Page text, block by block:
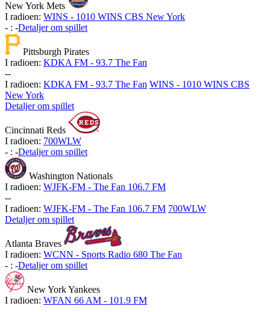
New York Mets
I radioen: WINS - 1010 WINS CBS New York
- : -Detaljer om spillet
Pittsburgh Pirates
I radioen: KDKA FM - 93.7 The Fan
--
I radioen: KDKA FM - 93.7 The Fan WINS - 1010 WINS CBS
New York
Detaljer om spillet
Cincinnati Reds
I radioen: 700WLW
- : -Detaljer om spillet
Washington Nationals
I radioen: WJFK-FM - The Fan 106.7 FM
--
I radioen: WJFK-FM - The Fan 106.7 FM 700WLW
Detaljer om spillet
Atlanta Braves
I radioen: WCNN - Sports Radio 680 The Fan
- : -Detaljer om spillet
New York Yankees
I radioen: WFAN 66 AM - 101.9 FM